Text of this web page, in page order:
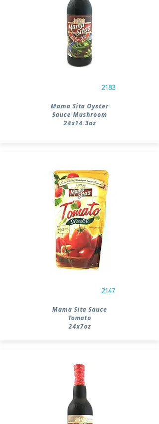
2183
Mama Sita Oyster
Sauce Mushroom
24x14.3oz
2147
Mama Sita Sauce
Tomato
24x7oz